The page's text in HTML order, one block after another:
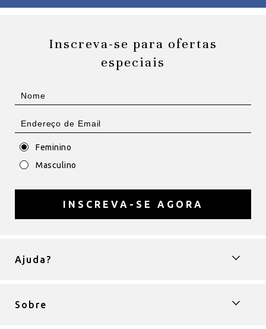
Inscreva-se para ofertas
especiais
Feminino
Masculino
INSCREVA-SE AGORA
Ajuda?
Sobre